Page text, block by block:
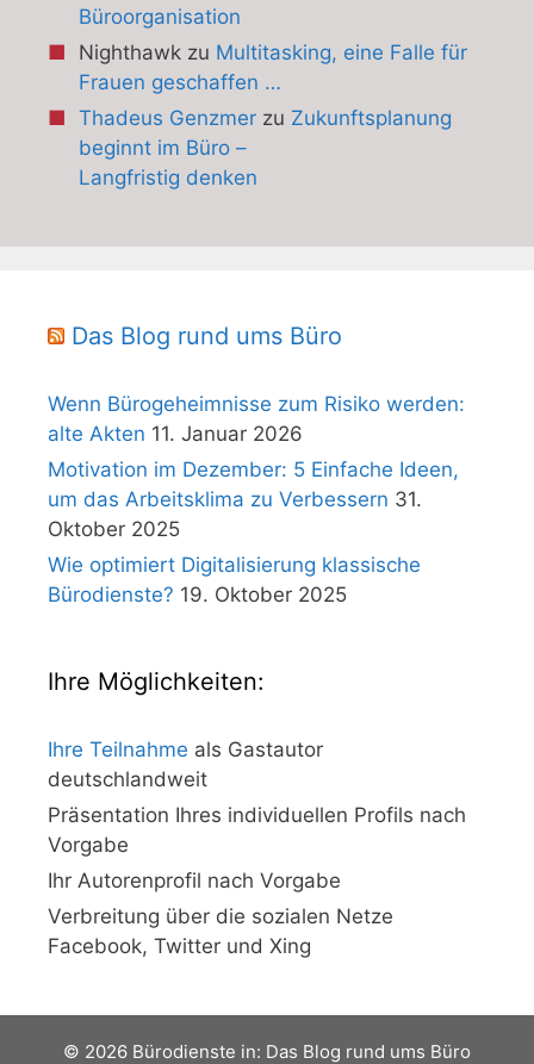
Büroorganisation
Nighthawkzu Multitasking, eine Falle für
Frauen geschaffen …
Thadeus Genzmerzu Zukunftsplanung
beginnt im Büro –
Langfristig denken
Das Blog rund ums Büro
Wenn Bürogeheimnisse zum Risiko werden:
alte Akten 11. Januar 2026
Motivation im Dezember: 5 Einfache Ideen,
um das Arbeitsklima zu Verbessern 31.
Oktober 2025
Wie optimiert Digitalisierung klassische
Bürodienste? 19. Oktober 2025
Ihre Möglichkeiten:
Ihre Teilnahme als Gastautor
deutschlandweit
Präsentation Ihres individuellen Profils nach
Vorgabe
Ihr Autorenprofil nach Vorgabe
Verbreitung über die sozialen Netze
Facebook, Twitter und Xing
© 2026 Bürodienste in: Das Blog rund ums Büro